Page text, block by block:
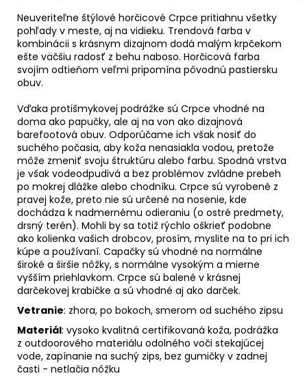
Neuveriteľne štýlové horčicové Crpce pritiahnu všetky
pohľady v meste, aj na vidieku. Trendová farba v
kombinácii s krásnym dizajnom dodá malým krpčekom
ešte väčšiu radosť z behu naboso. Horčicová farba
svojím odtieňom veľmi pripomína pôvodnú pastiersku
obuv.
Vďaka protišmykovej podrážke sú Crpce vhodné na
doma ako papučky, ale aj na von ako dizajnová
barefootová obuv. Odporúčame ich však nosiť do
suchého počasia, aby koža nenasiakla vodou, pretože
môže zmeniť svoju štruktúru alebo farbu. Spodná vrstva
je však vodeodpudivá a bez problémov zvládne prebeh
po mokrej dlážke alebo chodníku. Crpce sú vyrobené z
pravej kože, preto nie sú určené na nosenie, kde
dochádza k nadmernému odieraniu (o ostré predmety,
drsný terén). Mohli by sa totiž rýchlo oškrieť podobne
ako kolienka vašich drobcov, prosím, myslite na to pri ich
kúpe a používaní. Capačky sú vhodné na normálne
široké a širšie nôžky, s normálne vysokým a mierne
vyšším priehlavkom. Crpce sú balené v krásnej
darčekovej krabičke a sú vhodné aj ako darček.
Vetranie: zhora, po bokoch, smerom od suchého zipsu
Materiál: vysoko kvalitná certifikovaná koža, podrážka
z outdoorového materiálu odolného voči stekajúcej
vode, zapínanie na suchý zips, bez gumičky v zadnej
časti - netlačia nôžku